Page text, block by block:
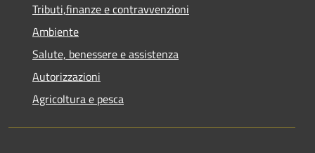
Tributi,finanze e contravvenzioni
Ambiente
Salute, benessere e assistenza
Autorizzazioni
Agricoltura e pesca